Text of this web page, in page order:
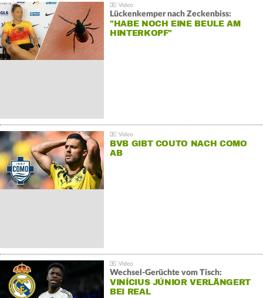
Lückenkemper nach Zeckenbiss:
"HABE NOCH EINE BEULE AM
HINTERKOPF"
BVB GIBT COUTO NACH COMO
AB
Wechsel-Gerüchte vom Tisch:
VINÍCIUS JÚNIOR VERLÄNGERT
BEI REAL